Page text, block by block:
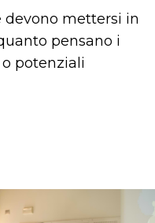
devono mettersi in
pensano i
potenziali